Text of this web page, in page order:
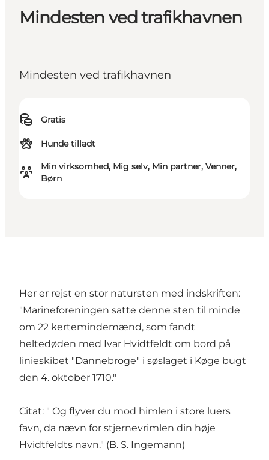
Mindesten ved trafikhavnen
Mindesten ved trafikhavnen
Gratis
Hunde tilladt
Min virksomhed, Mig selv, Min partner, Venner,
Børn
Her er rejst en stor natursten med indskriften:
"Marineforeningen satte denne sten til minde
om 22 kertemindemænd, som fandt
heltedøden med Ivar Hvidtfeldt om bord på
linieskibet "Dannebroge" i søslaget i Køge bugt
den 4. oktober 1710."
Citat: " Og flyver du mod himlen i store luers
favn, da nævn for stjernevrimlen din høje
Hvidtfeldts navn." (B. S. Ingemann)